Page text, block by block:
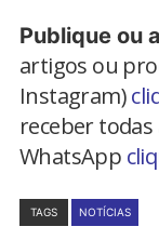
Publique ou
artigos ou
Instagram)
receber
WhatsApp
TAGS NOTÍCIAS